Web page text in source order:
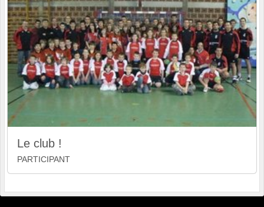
Le club !
PARTICIPANT